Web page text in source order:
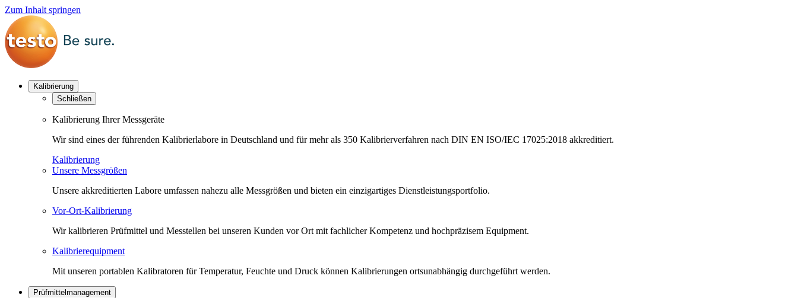
Zum Inhalt springen
Kalibrierung
Schließen
Kalibrierung Ihrer Messgeräte
Wir sind eines der führenden Kalibrierlabore in Deutschland und für mehr als 350 Kalibrierverfahren nach DIN EN ISO/IEC 17025:2018 akkreditiert.
Kalibrierung
Unsere Messgrößen
Unsere akkreditierten Labore umfassen nahezu alle Messgrößen und bieten ein einzigartiges Dienstleistungsportfolio.
Vor-Ort-Kalibrierung
Wir kalibrieren Prüfmittel und Messtellen bei unseren Kunden vor Ort mit fachlicher Kompetenz und hochpräzisem Equipment.
Kalibrierequipment
Mit unseren portablen Kalibratoren für Temperatur, Feuchte und Druck können Kalibrierungen ortsunabhängig durchgeführt werden.
Prüfmittelmanagement